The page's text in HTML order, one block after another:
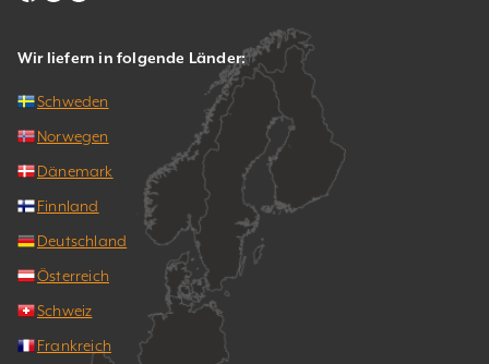
Wir liefern in folgende Länder:
Schweden
Norwegen
Dänemark
Finnland
Deutschland
Österreich
Schweiz
Frankreich